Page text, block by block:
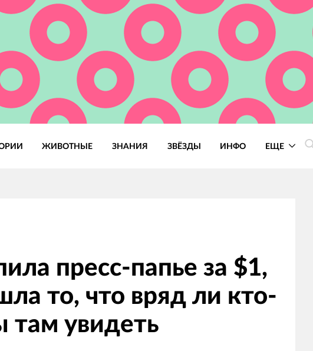
ЖИВОТНЫЕ ЗНАНИЯ ЗВЁЗДЫ ИНФО ЕЩЕ
пресс-папье за $1,
то, что вряд ли кто-
там увидеть